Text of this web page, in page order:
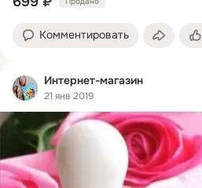
Комментировать
Интернет-магазин
21 янв 2019